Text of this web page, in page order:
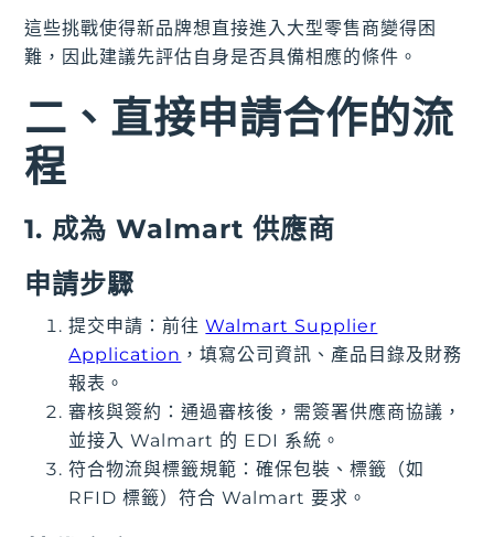
這些挑戰使得新品牌想直接進入大型零售商變得困
難，因此建議先評估自身是否具備相應的條件。
二、直接申請合作的流
程
1. 成為 Walmart 供應商
申請步驟
提交申請：前往Walmart Supplier
Application ，填寫公司資訊、產品目錄及財務
報表。
審核與簽約：通過審核後，需簽署供應商協議，
並接入 Walmart 的 EDI 系統。
符合物流與標籤規範：確保包裝、標籤（如
RFID 標籤）符合 Walmart 要求。